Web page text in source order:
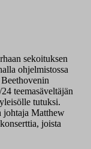
sekoituksen
ohjelmistossa
teemasäveltäjän
tutuksi.
johtaja Matthew
joista